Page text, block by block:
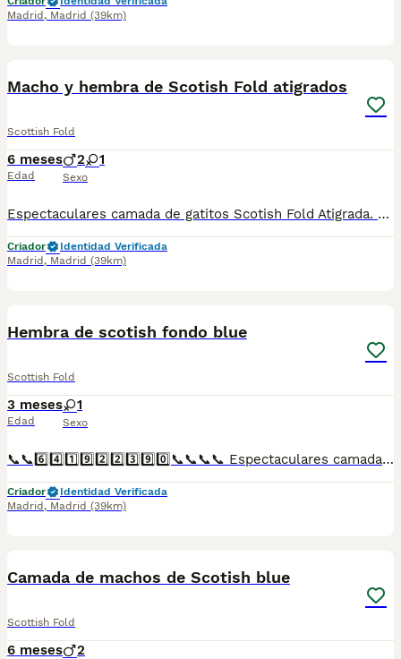
Madrid , Madrid (39km)
Macho y hembra de Scotish Fold atigrados
Scottish Fold
6 meses
Edad
2 1
Sexo
Espectaculares camada de gatitos Scotish Fold Atigrada. Todos los cachorritos se entregan con unos dos meses y medio de edad y sus vacunas correspondientes, desparasitados interna y externamente, con certificado de salud, y garantía tanto por enfermedad vírica como congénito genética. Posibilidad de entregar en toda España mediante transporte propio preparado para animales y con chofer privado. Los precios pueden variar según las características y morfología de cada cachorro. Añádenos al whats app o llámanos, y encantados atenderemos todas tus dudas y consultas. Teléfono / Whats app: 641 92 23 90
Criador
Identidad Verificada
Madrid , Madrid (39km)
Hembra de scotish fondo blue
Scottish Fold
3 meses
Edad
1
Sexo
📞📞6️⃣4️⃣1️⃣9️⃣2️⃣2️⃣3️⃣9️⃣0️⃣📞📞📞📞 Espectaculares camadas de perritos de machos y hembras de maltipoo nacionales descendientes de las mejores líneas de sangre. Disponibles tanto hembras como machos. Las camadas están bajo supervisión veterinaria desde su nacimiento hasta que son entregadas a su nueva familia. Criados por un equipo de profesionales y mejores personas que, con más de 20 años de experiencia , cuidan a los animales por vocación, aplicando una cría ética y responsable para que cada cachorro se desarrolle con la mejor salud y con un buen temperamento. Todos los cachorritos se entregan con unos dos meses y medio de edad y sus vacunas correspondientes, desparasitados interna y externamente, con certificado de salud, y garantía tanto por enfermedad vírica como congénito genética. Posibilidad de entregar en toda España mediante transporte propio preparado para animales y con chofer privado. Los precios pueden variar según las características y morfología de cada cachorro. Añádenos al whats app o llámanos, y encantados atenderemos todas tus dudas y consultas. Teléfono / Whats app: 641 92 23 90
Criador
Identidad Verificada
Madrid , Madrid (39km)
Camada de machos de Scotish blue
Scottish Fold
6 meses 2